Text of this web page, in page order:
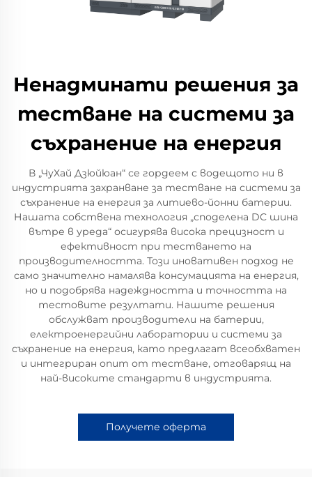
Ненадминати решения за
тестване на системи за
съхранение на енергия
В „ЧуХай Дзюйюан“ се гордеем с водещото ни в
индустрията захранване за тестване на системи за
съхранение на енергия за литиево-йонни батерии.
Нашата собствена технология „споделена DC шина
вътре в уреда“ осигурява висока прецизност и
ефективност при тестването на
производителността. Този иновативен подход не
само значително намалява консумацията на енергия,
но и подобрява надеждността и точността на
тестовите резултати. Нашите решения
обслужват производители на батерии,
електроенергийни лаборатории и системи за
съхранение на енергия, като предлагат всеобхватен
и интегриран опит от тестване, отговарящ на
най-високите стандарти в индустрията.
Получете оферта